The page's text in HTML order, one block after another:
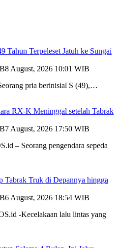
Tahun Terpeleset Jatuh ke Sungai
8 August, 2026 10:01 WIB
pria berinisial S (49),…
RX-K Meninggal setelah Tabrak
7 August, 2026 17:50 WIB
– Seorang pengendara sepeda
Truk di Depannya hingga
6 August, 2026 18:54 WIB
-Kecelakaan lalu lintas yang